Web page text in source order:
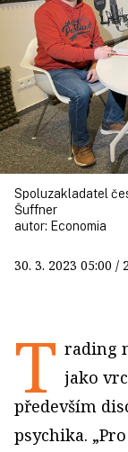
Spoluzakladatel
Šuffner
autor: Economia
30. 3. 2023 05:00 /
T rading
jako
především
psychika.